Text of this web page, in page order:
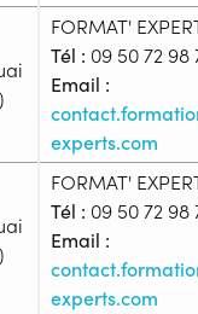
FORMAT'
Tél : 09 50 72 98
Email :
experts.com
requis : Sans niveau
FORMAT'
Tél : 09 50 72 98
Email :
experts.com